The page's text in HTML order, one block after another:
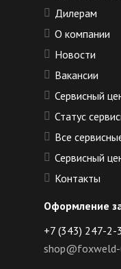
Дилерам
О компании
Новости
Вакансии
Сервисный
Статус
Все
Сервисный
Контакты
Оформление
+7 (343) 247-2-